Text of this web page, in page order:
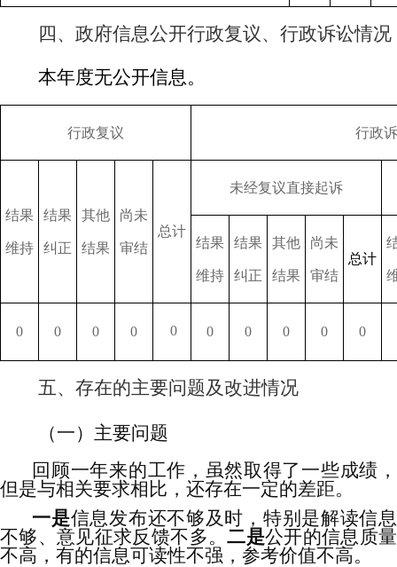
四、政府信息公开行政复议、行政诉讼情况
本年度无公开信息。
行政复议 行政
结果
维持
结果
纠正
其他
结果
尚未
审结
总计
未经复议直接起诉
结果
维持
结果
纠正
其他
结果
尚未
审结
总计
0 0 0 0 0 0 0 0 0 0
五、存在的主要问题及改进情况
（一） 主要问题
回顾一年来的工作，虽然取得了一些成绩，
但是与相关要求相比，还存在一定的差距。
一是信息发布还不够及时，特别是解读信息
不够、意见征求反馈不多。二是公开的信息质量
不高，有的信息可读性不强，参考价值不高。